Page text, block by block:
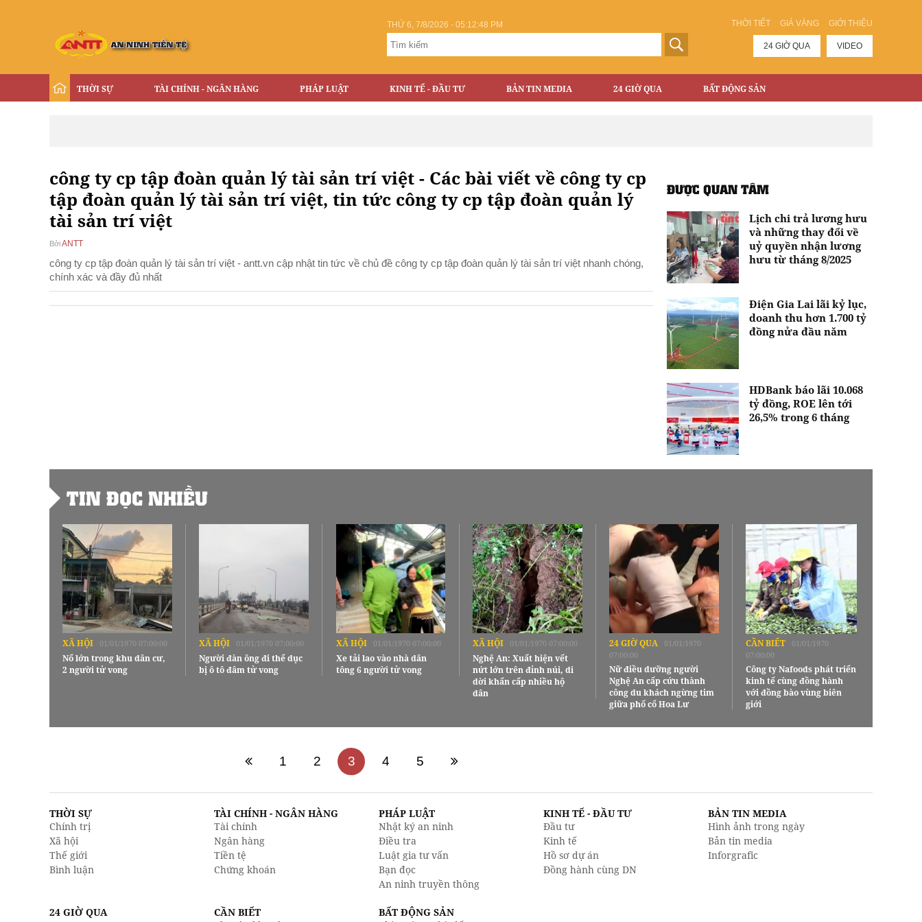
THỜI TIẾT GIÁ VÀNG GIỚI THIỆU
THỨ 6, 7/8/2026 - 05:12:48 PM
24 GIỜ QUA VIDEO
THỜI SỰ TÀI CHÍNH - NGÂN HÀNG PHÁP LUẬT KINH TẾ - ĐẦU TƯ BẢN TIN MEDIA 24 GIỜ QUA BẤT ĐỘNG SẢN
công ty cp tập đoàn quản lý tài sản trí việt - Các bài viết về công ty cp
tập đoàn quản lý tài sản trí việt, tin tức công ty cp tập đoàn quản lý
tài sản trí việt
BởiANTT
công ty cp tập đoàn quản lý tài sản trí việt - antt.vn cập nhật tin tức về chủ đề công ty cp tập đoàn quản lý tài sản trí việt nhanh chóng,
chính xác và đầy đủ nhất
ĐƯỢC QUAN TÂM
Lịch chi trả lương hưu
và những thay đổi về
uỷ quyền nhận lương
hưu từ tháng 8/2025
Điện Gia Lai lãi kỷ lục,
doanh thu hơn 1.700 tỷ
đồng nửa đầu năm
HDBank báo lãi 10.068
tỷ đồng, ROE lên tới
26,5% trong 6 tháng
TIN ĐỌC NHIỀU
XÃ HỘI 01/01/1970 07:00:00
Nổ lớn trong khu dân cư,
2 người tử vong
XÃ HỘI 01/01/1970 07:00:00
Người đàn ông đi thể dục
bị ô tô đâm tử vong
XÃ HỘI 01/01/1970 07:00:00
Xe tải lao vào nhà dân
tông 6 người tử vong
XÃ HỘI 01/01/1970 07:00:00
Nghệ An: Xuất hiện vết
nứt lớn trên đỉnh núi, di
dời khẩn cấp nhiều hộ
dân
24 GIỜ QUA
01/01/1970
07:00:00
Nữ điều dưỡng người
Nghệ An cấp cứu thành
công du khách ngừng tim
giữa phố cổ Hoa Lư
CẦN BIẾT
01/01/1970
07:00:00
Công ty Nafoods phát triển
kinh tế cùng đồng hành
với đồng bào vùng biên
giới
1 2 3 4 5
THỜI SỰ
Chính trị
Xã hội
Thế giới
Bình luận
TÀI CHÍNH - NGÂN HÀNG
Tài chính
Ngân hàng
Tiền tệ
Chứng khoán
PHÁP LUẬT
Nhật ký an ninh
Điều tra
Luật gia tư vấn
Bạn đọc
An ninh truyền thông
KINH TẾ - ĐẦU TƯ
Đầu tư
Kinh tế
Hồ sơ dự án
Đồng hành cùng DN
BẢN TIN MEDIA
Hình ảnh trong ngày
Bản tin media
Inforgrafic
24 GIỜ QUA
CẦN BIẾT
BẤT ĐỘNG SẢN